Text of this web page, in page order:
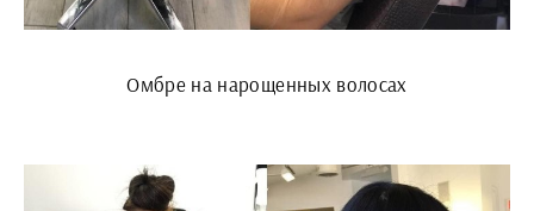
Омбре на нарощенных волосах